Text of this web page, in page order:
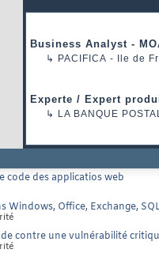
Business Analyst -
↳ PACIFICA - Ile de
Experte / Expert
↳ LA BANQUE
code des applicatios web
Windows, Office, Exchange,
contre une vulnérabilité